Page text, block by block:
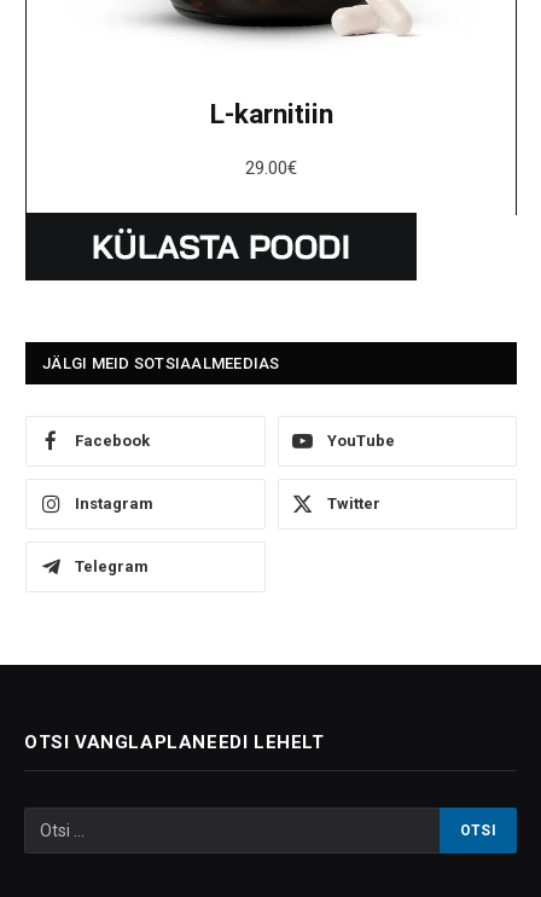
L-karnitiin
29.00€
JÄLGI MEID SOTSIAALMEEDIAS
Facebook YouTube
Instagram Twitter
Telegram
OTSI VANGLAPLANEEDI LEHELT